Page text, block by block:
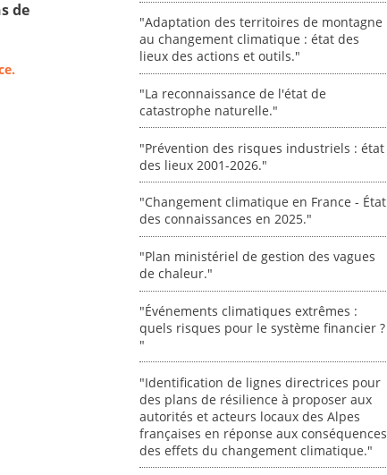
de
"Adaptation des territoires de montagne
au changement climatique : état des
lieux des actions et outils."
"La reconnaissance de l'état de
catastrophe naturelle."
"Prévention des risques industriels : état
des lieux 2001-2026."
"Changement climatique en France - État
des connaissances en 2025."
"Plan ministériel de gestion des vagues
de chaleur."
"Événements climatiques extrêmes :
quels risques pour le système financier ?
"
"Identification de lignes directrices pour
des plans de résilience à proposer aux
autorités et acteurs locaux des Alpes
françaises en réponse aux conséquences
des effets du changement climatique."